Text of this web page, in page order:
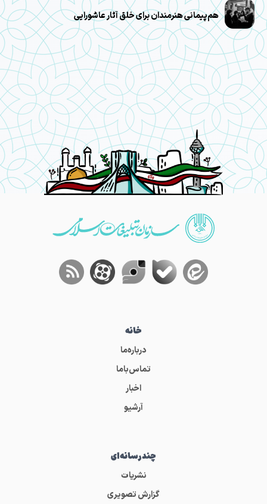
هم‌پیمانی هنرمندان برای خلق آثار عاشورایی
خانه
درباره‌ما
تماس‌باما
اخبار
آرشیو
چندرسانه‌ای
نشریات
گزارش تصویری